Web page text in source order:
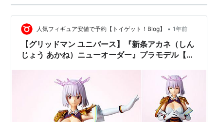
人気フィギュア安値で予約【トイゲット！Blog】 • 1年前
【グリッドマン ユニバース】『新条アカネ（しん
じょう あかね）ニューオーダー』プラモデル【ア